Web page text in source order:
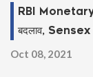
RBI Monetary
बदलाव,
Oct 08, 2021